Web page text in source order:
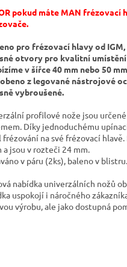
pokud máte MAN
pro frézovací hlavy od
otvory pro kvalitní
v šířce 40 mm nebo 50
z legované nástrojové
vybroušené.
profilové nože jsou
Díky jednoduchému
na své frézovací
a jsou v rozteči 24 mm.
v páru (2ks), baleno v blistru.
nabídka univerzálních nožů
uspokojí i náročného
výrobu, ale jako dostupná